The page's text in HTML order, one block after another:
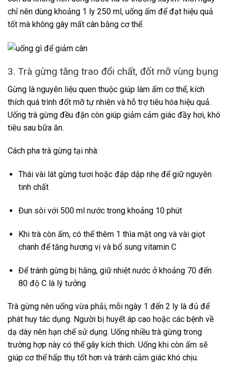
chỉ nên dùng khoảng 1 ly 250 ml, uống ấm để đạt hiệu quả
tốt mà không gây mất cân bằng cơ thể.
3. Trà gừng tăng trao đổi chất, đốt mỡ vùng bụng
Gừng là nguyên liệu quen thuộc giúp làm ấm cơ thể, kích
thích quá trình đốt mỡ tự nhiên và hỗ trợ tiêu hóa hiệu quả.
Uống trà gừng đều đặn còn giúp giảm cảm giác đầy hơi, khó
tiêu sau bữa ăn.
Cách pha trà gừng tại nhà:
Thái vài lát gừng tươi hoặc đập dập nhẹ để giữ nguyên
tinh chất
Đun sôi với 500 ml nước trong khoảng 10 phút
Khi trà còn ấm, có thể thêm 1 thìa mật ong và vài giọt
chanh để tăng hương vị và bổ sung vitamin C
Để tránh gừng bị hăng, giữ nhiệt nước ở khoảng 70 đến
80 độ C là lý tưởng
Trà gừng nên uống vừa phải, mỗi ngày 1 đến 2 ly là đủ để
phát huy tác dụng. Người bị huyết áp cao hoặc các bệnh về
dạ dày nên hạn chế sử dụng. Uống nhiều trà gừng trong
trường hợp này có thể gây kích thích. Uống khi còn ấm sẽ
giúp cơ thể hấp thụ tốt hơn và tránh cảm giác khó chịu.